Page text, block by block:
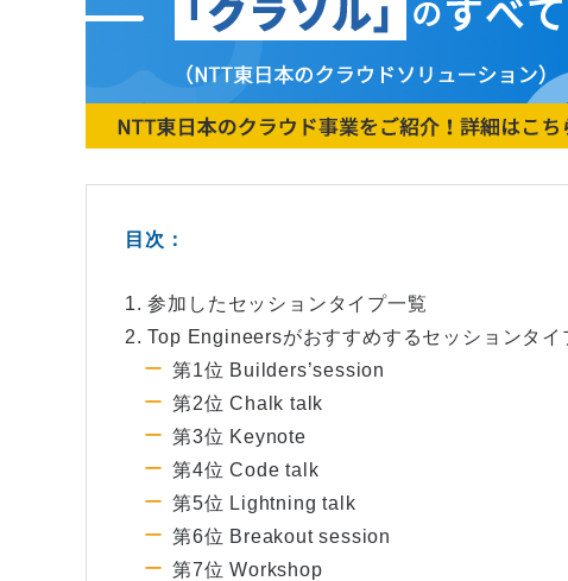
目次：
1. 参加したセッションタイプ一覧
2. Top Engineersがおすすめするセッションタイ
第1位 Builders’session
第2位 Chalk talk
第3位 Keynote
第4位 Code talk
第5位 Lightning talk
第6位 Breakout session
第7位 Workshop